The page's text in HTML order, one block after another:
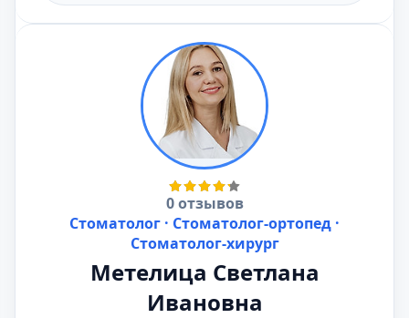
0 отзывов
Стоматолог · Стоматолог-ортопед ·
Стоматолог-хирург
Метелица Светлана
Ивановна